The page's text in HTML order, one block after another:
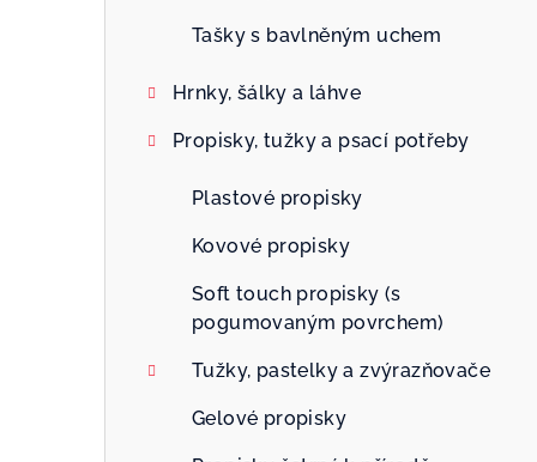
Tašky s bavlněným uchem
Hrnky, šálky a láhve
Propisky, tužky a psací potřeby
Plastové propisky
Kovové propisky
Soft touch propisky (s
pogumovaným povrchem)
Tužky, pastelky a zvýrazňovače
Gelové propisky